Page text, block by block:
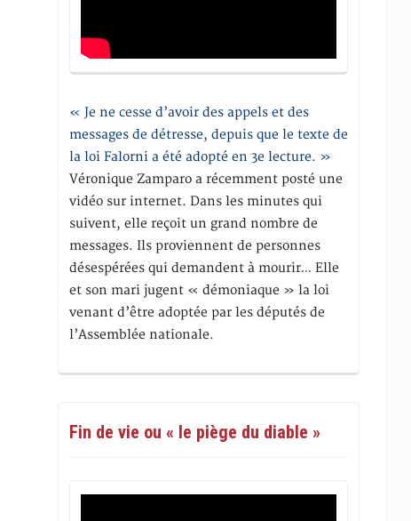
« Je ne cesse d’avoir des appels et des
messages de détresse, depuis que le texte de
la loi Falorni a été adopté en 3e lecture. »
Véronique Zamparo a récemment posté une
vidéo sur internet. Dans les minutes qui
suivent, elle reçoit un grand nombre de
messages. Ils proviennent de personnes
désespérées qui demandent à mourir… Elle
et son mari jugent « démoniaque » la loi
venant d’être adoptée par les députés de
l’Assemblée nationale.
Fin de vie ou « le piège du diable »